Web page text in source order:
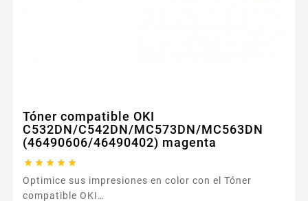
Tóner compatible OKI
C532DN/C542DN/MC573DN/MC563DN
(46490606/46490402) magenta
    
Optimice sus impresiones en color con el Tóner
compatible OKI